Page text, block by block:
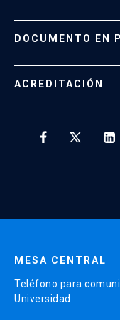
Políticas de Retiro,
DOCUMENTO EN
ACREDITACIÓN
MESA CENTRAL
Teléfono para
Universidad.